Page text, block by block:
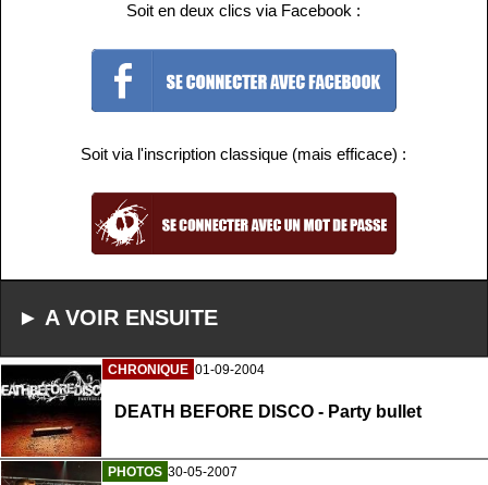
Soit en deux clics via Facebook :
Soit via l'inscription classique (mais efficace) :
► A VOIR ENSUITE
CHRONIQUE 01-09-2004
DEATH BEFORE DISCO - Party bullet
PHOTOS 30-05-2007